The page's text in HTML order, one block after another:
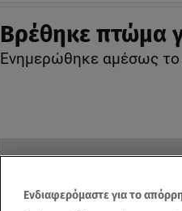
Βρέθηκε πτώμα
Ενημερώθηκε αμέσως το
Ενδιαφερόμαστε για το